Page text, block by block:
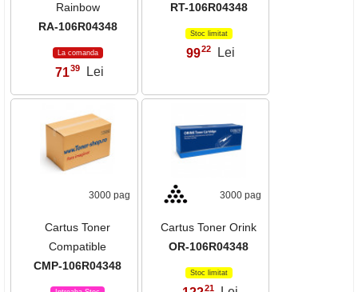
Rainbow
RA-106R04348
La comanda
7139 Lei
RT-106R04348
Stoc limitat
99,22 Lei
3000 pag
Cartus Toner
Compatible
CMP-106R04348
3000 pag
Cartus Toner Orink
OR-106R04348
Stoc limitat
21